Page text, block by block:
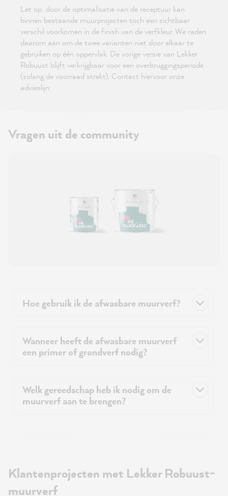
Let op: door de optimalisatie van de receptuur kan
binnen bestaande muurprojecten toch een zichtbaar
verschil voorkomen in de finish van de verfkleur. We raden
daarom aan om de twee varianten niet door elkaar te
gebruiken op één oppervlak. De vorige versie van Lekker
Robuust blijft verkrijgbaar voor een overbruggingsperiode
(zolang de voorraad strekt). Contact hiervoor onze
advieslijn.
Vragen uit de community
Hoe gebruik ik de afwasbare muurverf?
Wanneer heeft de afwasbare muurverf
een primer of grondverf nodig?
Welk gereedschap heb ik nodig om de
muurverf aan te brengen?
Klantenprojecten met Lekker Robuust-
muurverf